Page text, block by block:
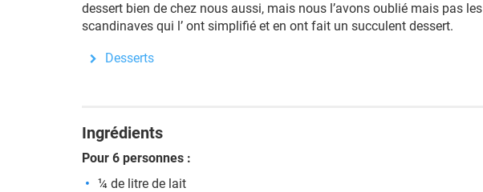
dessert bien de chez nous aussi, mais nous l’avons oublié mais pas les
scandinaves qui l’ ont simplifié et en ont fait un succulent dessert.
Desserts
Ingrédients
Pour 6 personnes :
¼ de litre de lait